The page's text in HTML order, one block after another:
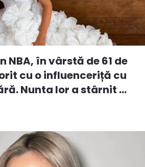
NBA, în vârstă de 61 de
cu o influenceriță cu
Nunta lor a stârnit ...